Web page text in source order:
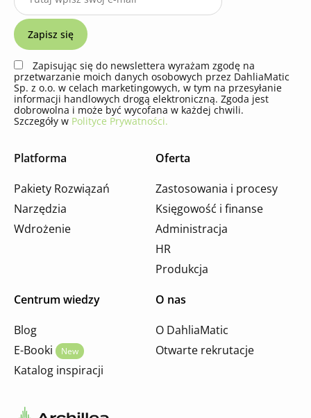
Platforma
Pakiety Rozwiązań
Narzędzia
Wdrożenie
Oferta
Zastosowania i procesy
Księgowość i finanse
Administracja
HR
Produkcja
Centrum wiedzy
Blog
E-Booki
New
Katalog inspiracji
O nas
O DahliaMatic
Otwarte rekrutacje
Zapisując się do newslettera wyrażam zgodę na
przetwarzanie moich danych osobowych przez DahliaMatic
Sp. z o.o. w celach marketingowych, w tym na przesyłanie
informacji handlowych drogą elektroniczną. Zgoda jest
dobrowolna i może być wycofana w każdej chwili.
Szczegóły w Polityce Prywatności.